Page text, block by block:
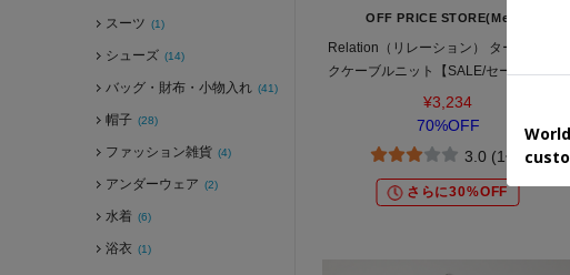
スーツ (1)
シューズ (14)
バッグ・財布・小物入れ (41)
帽子 (28)
ファッション雑貨 (4)
アンダーウェア (2)
水着 (6)
浴衣 (1)
OFF PRICE STORE(Mens)
Relation（リレーション） タートルネッ
クケーブルニット【SALE/セール/オフプ
ライス/カジュアル/デイリー/トレンド/ユ
ニセックス】
¥3,234
70%OFF
3.0 (1件)
さらに30%OFF